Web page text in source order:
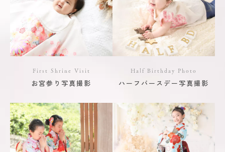
First Shrine Visit
お宮参り写真撮影
Half Birthday Photo
ハーフバースデー写真撮影